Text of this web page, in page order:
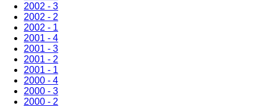
2002 - 3
2002 - 2
2002 - 1
2001 - 4
2001 - 3
2001 - 2
2001 - 1
2000 - 4
2000 - 3
2000 - 2